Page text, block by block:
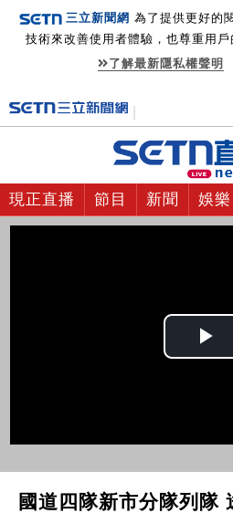
三立新聞網 為了提供更好的
技術來改善使用者體驗，也尊重用戶
了解最新隱私權聲明
現正直播 節目 新聞 娛樂
國道四隊新市分隊列隊